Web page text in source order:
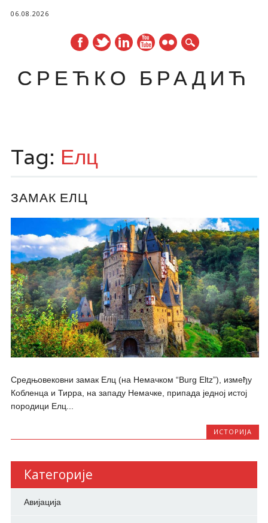
06.08.2026
СРЕЋКО БРАДИЋ
content
Tag: Елц
ЗАМАК ЕЛЦ
Средњовековни замак Елц (на Немачком “Burg Eltz”), између
Кобленца и Тирра, на западу Немачке, припада једној истој
породици Елц...
ИСТОРИЈА
Категорије
Авијација